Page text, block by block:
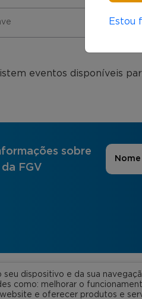
eventos disponíveis
sobre
FGV
Nome
A FGV
Estou
dispositivo e da sua
como: melhorar o
e oferecer produtos e